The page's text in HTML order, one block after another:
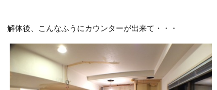
解体後、こんなふうにカウンターが出来て・・・